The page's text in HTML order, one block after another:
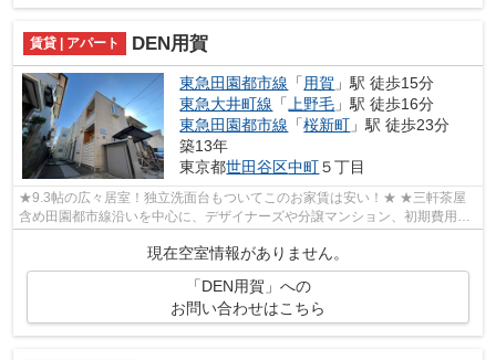
賃貸 | アパート DEN用賀
東急田園都市線 「 用賀 」駅 徒歩15分
東急大井町線 「 上野毛 」駅 徒歩16分
東急田園都市線 「桜新町 」駅 徒歩23分
築13年
東京都世田谷区中町５丁目
★9.3帖の広々居室！独立洗面台もついてこのお家賃は安い！★ ★三軒茶屋
含め田園都市線沿いを中心に、デザイナーズや分譲マンション、初期費用を
抑えた部屋探しはぜひ当社にお任せくださ...
現在空室情報がありません。
「DEN用賀」への
お問い合わせはこちら